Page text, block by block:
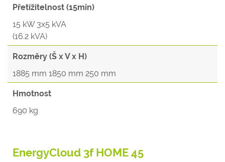
Přetížitelnost (15min)
15 kW 3x5 kVA
(16.2 kVA)
Rozměry (Š x V x H)
1885 mm 1850 mm 250 mm
Hmotnost
690 kg
EnergyCloud 3f HOME 45